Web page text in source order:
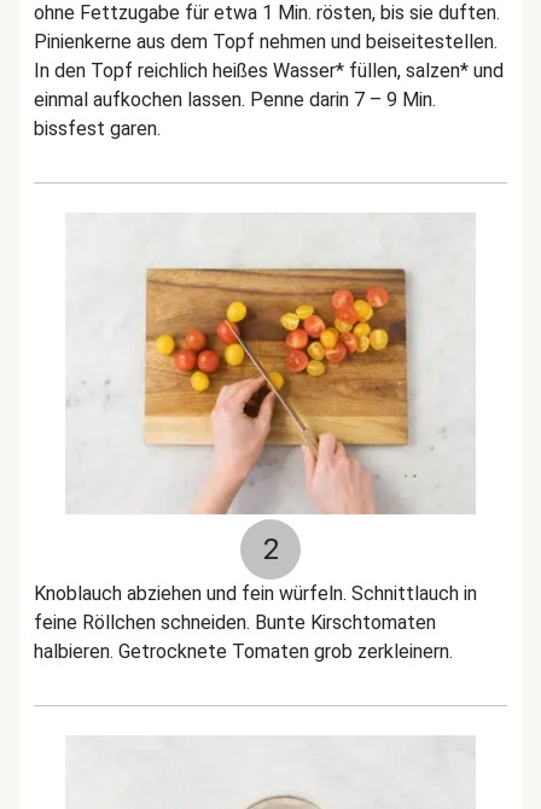
ohne Fettzugabe für etwa 1 Min. rösten, bis sie duften.
Pinienkerne aus dem Topf nehmen und beiseitestellen.
In den Topf reichlich heißes Wasser* füllen, salzen* und
einmal aufkochen lassen. Penne darin 7 – 9 Min.
bissfest garen.
2
Knoblauch abziehen und fein würfeln. Schnittlauch in
feine Röllchen schneiden. Bunte Kirschtomaten
halbieren. Getrocknete Tomaten grob zerkleinern.